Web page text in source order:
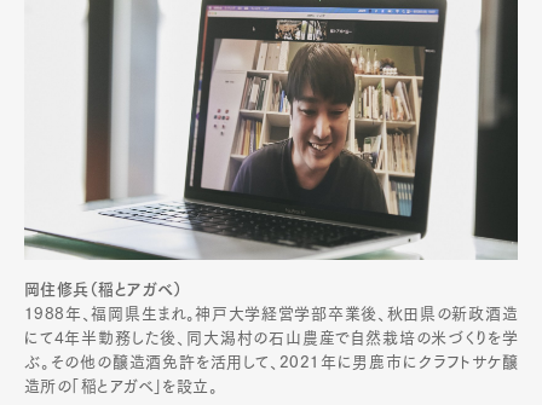
岡住修兵（稲とアガベ）
1988年、福岡県生まれ。神戸大学経営学部卒業後、秋田県の新政酒造
にて4年半勤務した後、同大潟村の石山農産で自然栽培の米づくりを学
ぶ。その他の醸造酒免許を活用して、2021年に男鹿市にクラフトサケ醸
造所の「稲とアガベ」を設立。